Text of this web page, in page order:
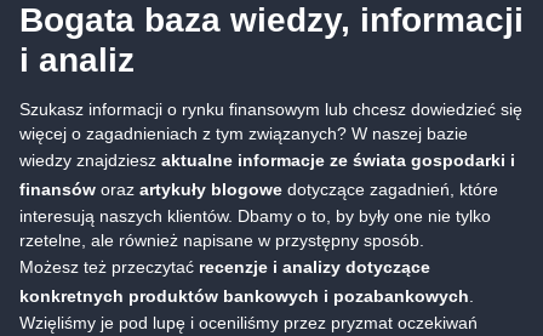
Bogata baza wiedzy, informacji
i analiz
Szukasz informacji o rynku finansowym lub chcesz dowiedzieć się
więcej o zagadnieniach z tym związanych? W naszej bazie
wiedzy znajdziesz aktualne informacje ze świata gospodarki i
finansów oraz artykuły blogowe dotyczące zagadnień, które
interesują naszych klientów. Dbamy o to, by były one nie tylko
rzetelne, ale również napisane w przystępny sposób.
Możesz też przeczytać recenzje i analizy dotyczące
konkretnych produktów bankowych i pozabankowych
Wzięliśmy je pod lupę i oceniliśmy przez pryzmat oczekiwań